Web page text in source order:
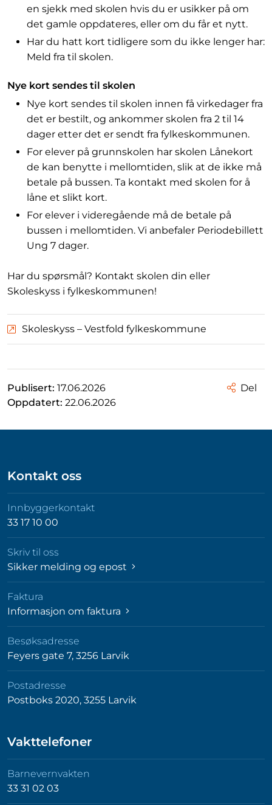
en sjekk med skolen hvis du er usikker på om
det gamle oppdateres, eller om du får et nytt.
Har du hatt kort tidligere som du ikke lenger har:
Meld fra til skolen.
Nye kort sendes til skolen
Nye kort sendes til skolen innen få virkedager fra
det er bestilt, og ankommer skolen fra 2 til 14
dager etter det er sendt fra fylkeskommunen.
For elever på grunnskolen har skolen Lånekort
de kan benytte i mellomtiden, slik at de ikke må
betale på bussen. Ta kontakt med skolen for å
låne et slikt kort.
For elever i videregående må de betale på
bussen i mellomtiden. Vi anbefaler Periodebillett
Ung 7 dager.
Har du spørsmål? Kontakt skolen din eller
Skoleskyss i fylkeskommunen!
Skoleskyss – Vestfold fylkeskommune
Publisert: 17.06.2026
Oppdatert: 22.06.2026
Del
Kontakt oss
Innbyggerkontakt
33 17 10 00
Skriv til oss
Sikker melding og epost
Faktura
Informasjon om faktura
Besøksadresse
Feyers gate 7, 3256 Larvik
Postadresse
Postboks 2020, 3255 Larvik
Vakttelefoner
Barnevernvakten
33 31 02 03